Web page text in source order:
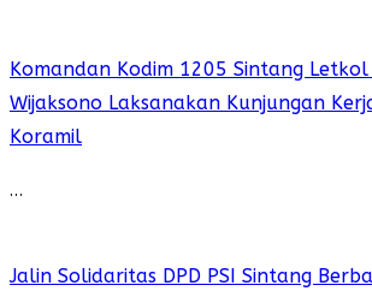
Komandan Kodim 1205 Sintang
Wijaksono Laksanakan Kunjungan
Koramil
…
Jalin Solidaritas DPD PSI Sintang